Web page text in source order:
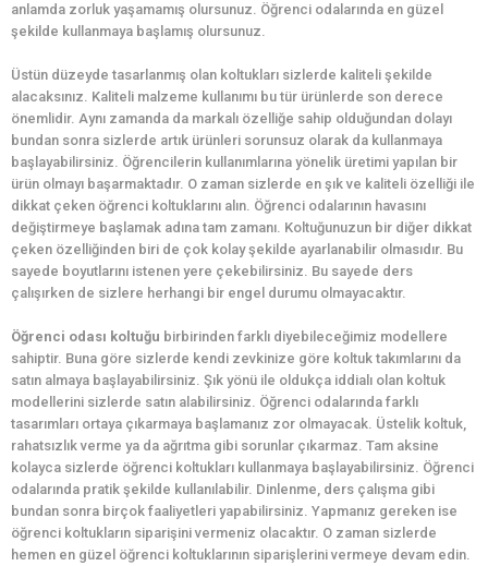
anlamda zorluk yaşamamış olursunuz. Öğrenci odalarında en güzel
şekilde kullanmaya başlamış olursunuz.
Üstün düzeyde tasarlanmış olan koltukları sizlerde kaliteli şekilde
alacaksınız. Kaliteli malzeme kullanımı bu tür ürünlerde son derece
önemlidir. Aynı zamanda da markalı özelliğe sahip olduğundan dolayı
bundan sonra sizlerde artık ürünleri sorunsuz olarak da kullanmaya
başlayabilirsiniz. Öğrencilerin kullanımlarına yönelik üretimi yapılan bir
ürün olmayı başarmaktadır. O zaman sizlerde en şık ve kaliteli özelliği ile
dikkat çeken öğrenci koltuklarını alın. Öğrenci odalarının havasını
değiştirmeye başlamak adına tam zamanı. Koltuğunuzun bir diğer dikkat
çeken özelliğinden biri de çok kolay şekilde ayarlanabilir olmasıdır. Bu
sayede boyutlarını istenen yere çekebilirsiniz. Bu sayede ders
çalışırken de sizlere herhangi bir engel durumu olmayacaktır.
Öğrenci odası koltuğu birbirinden farklı diyebileceğimiz modellere
sahiptir. Buna göre sizlerde kendi zevkinize göre koltuk takımlarını da
satın almaya başlayabilirsiniz. Şık yönü ile oldukça iddialı olan koltuk
modellerini sizlerde satın alabilirsiniz. Öğrenci odalarında farklı
tasarımları ortaya çıkarmaya başlamanız zor olmayacak. Üstelik koltuk,
rahatsızlık verme ya da ağrıtma gibi sorunlar çıkarmaz. Tam aksine
kolayca sizlerde öğrenci koltukları kullanmaya başlayabilirsiniz. Öğrenci
odalarında pratik şekilde kullanılabilir. Dinlenme, ders çalışma gibi
bundan sonra birçok faaliyetleri yapabilirsiniz. Yapmanız gereken ise
öğrenci koltukların siparişini vermeniz olacaktır. O zaman sizlerde
hemen en güzel öğrenci koltuklarının siparişlerini vermeye devam edin.